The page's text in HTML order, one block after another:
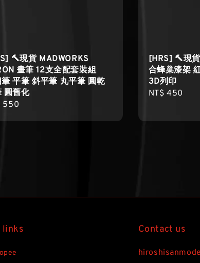
🔨現貨 MADWORKS
畫筆 12支全配套裝組
平筆 斜平筆 丸平筆 圓乾
圓舊化
550
[HRS] 🔨現
合蜂巢漆架
3D列印
Regular
NT$ 450
links Contact us